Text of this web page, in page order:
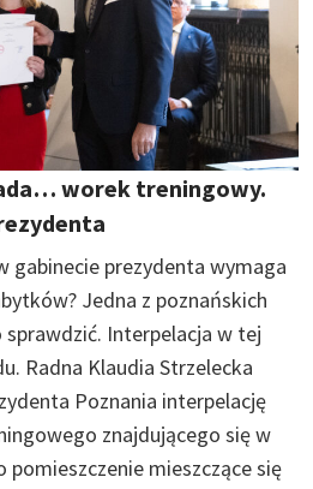
worek treningowy.
gabinecie prezydenta wymaga
Jedna z poznańskich
Interpelacja w tej
Radna Klaudia Strzelecka
Poznania interpelację
znajdującego się w
pomieszczenie mieszczące się